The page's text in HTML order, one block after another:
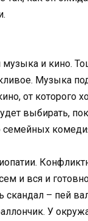
музыка и кино.
Музыка
от которого
выбирать,
семейных
и вся и
скандал – пей
У